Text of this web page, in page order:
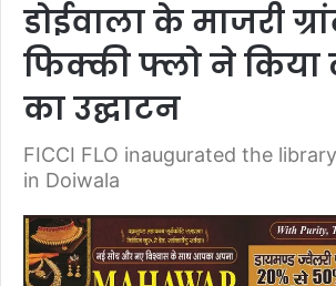
डोईवाला के माजरी
फिक्की फ्लो ने किया
का उद्घाटन
FICCI FLO inaugurated the
in Doiwala